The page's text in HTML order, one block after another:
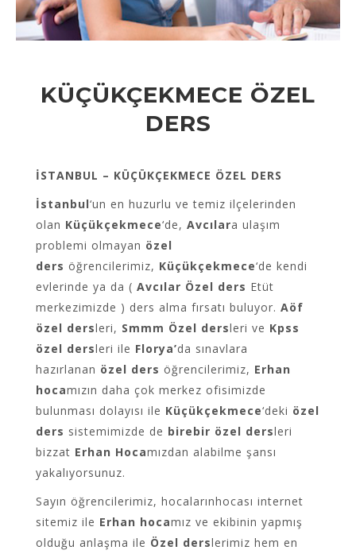
KÜÇÜKÇEKMECE ÖZEL
DERS
İSTANBUL – KÜÇÜKÇEKMECE ÖZEL DERS
İstanbul‘un en huzurlu ve temiz ilçelerinden
olan Küçükçekmece‘de, Avcılara ulaşım
problemi olmayan özel
ders öğrencilerimiz, Küçükçekmece‘de kendi
evlerinde ya da ( Avcılar Özel ders Etüt
merkezimizde ) ders alma fırsatı buluyor. Aöf
özel dersleri, Smmm Özel dersleri ve Kpss
özel dersleri ile Florya’da sınavlara
hazırlanan özel ders öğrencilerimiz, Erhan
hocamızın daha çok merkez ofisimizde
bulunması dolayısı ile Küçükçekmece‘deki özel
ders sistemimizde de birebir özel dersleri
bizzat Erhan Hocamızdan alabilme şansı
yakalıyorsunuz.
Sayın öğrencilerimiz, hocalarınhocası internet
sitemiz ile Erhan hocamız ve ekibinin yapmış
olduğu anlaşma ile Özel derslerimiz hem en